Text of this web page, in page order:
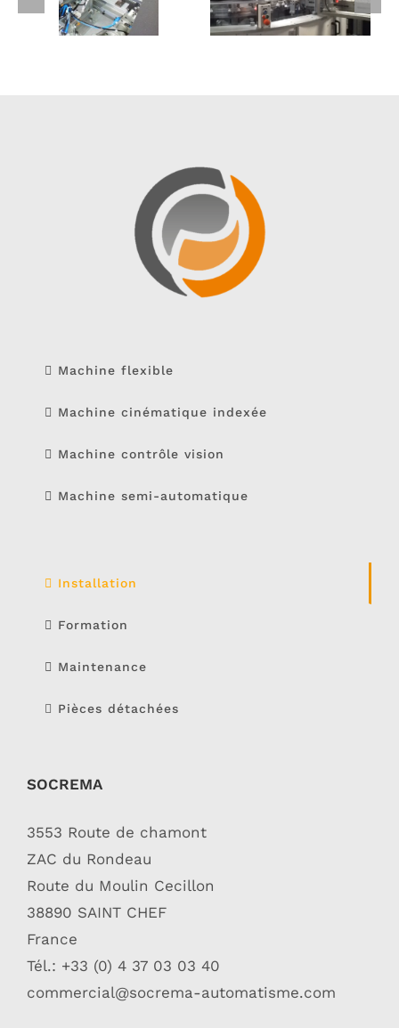
Machine flexible
Machine cinématique indexée
Machine contrôle vision
Machine semi-automatique
Installation
Formation
Maintenance
Pièces détachées
SOCREMA
3553 Route de chamont
ZAC du Rondeau
Route du Moulin Cecillon
38890 SAINT CHEF
France
Tél.: +33 (0) 4 37 03 03 40
commercial@socrema-automatisme.com